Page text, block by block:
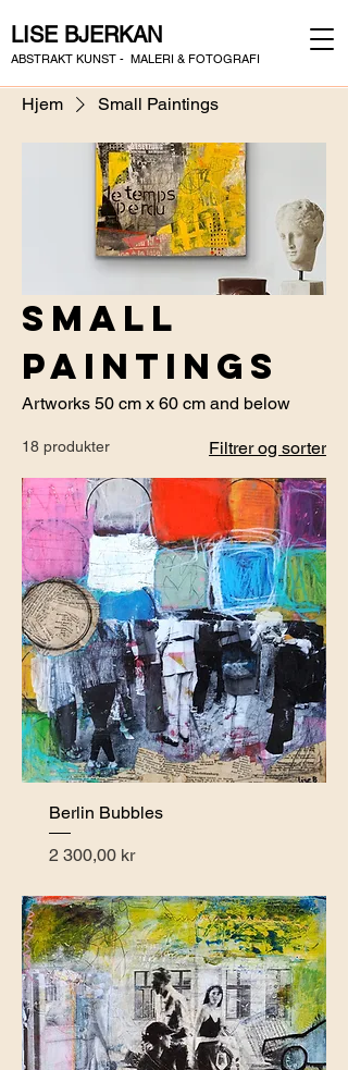
LISE BJERKAN
ABSTRAKT KUNST - MALERI & FOTOGRAFI
Hjem Small Paintings
Small
Paintings
Artworks 50 cm x 60 cm and below
18 produkter Filtrer og sorter
Berlin Bubbles
Pris
2 300,00 kr